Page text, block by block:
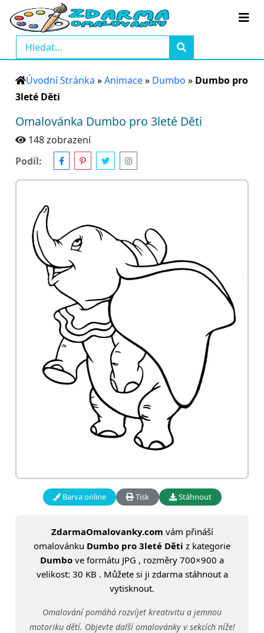
Úvodní Stránka »Animace» Dumbo » Dumbo pro
3leté Děti
Omalovánka Dumbo pro 3leté Děti
148 zobrazení
Podíl:
Barva online Tisk Stáhnout
ZdarmaOmalovanky.com vám přináší
omalovánku Dumbo pro 3leté Děti z kategorie
Dumbo ve formátu JPG , rozměry 700×900 a
velikost: 30 KB . Můžete si ji zdarma stáhnout a
vytisknout.
Omalování pomáhá rozvíjet kreativitu a jemnou
motoriku dětí. Objevte další omalovánky v sekcích níže!